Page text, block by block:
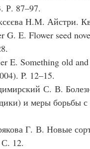
Р. 87–97.
Н.М. Айстри.
G. E. Flower seed
E. Something оld
P. 12–15.
С. В.
и меры
Г. В. Новые
12.